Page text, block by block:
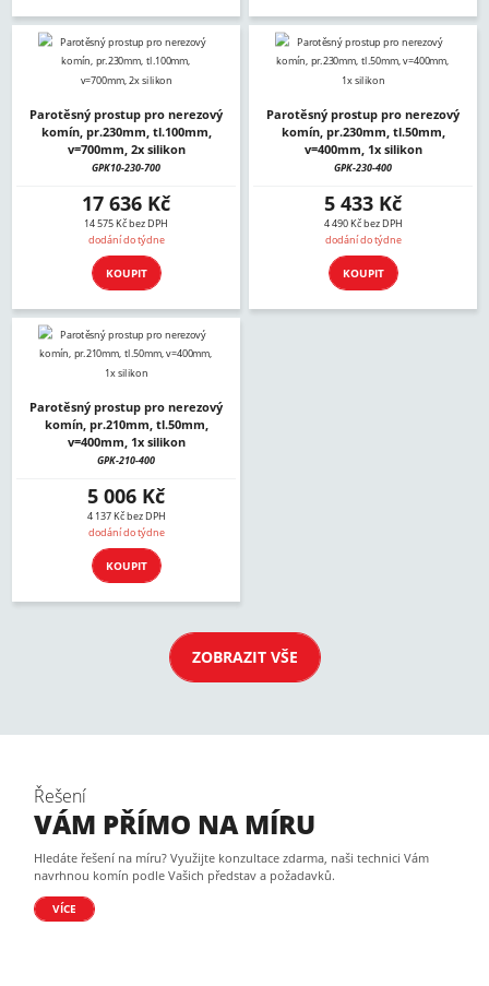
Parotěsný prostup pro nerezový
komín, pr.230mm, tl.100mm,
v=700mm, 2x silikon
GPK10-230-700
17 636 Kč
14 575 Kč bez DPH
dodání do týdne
KOUPIT
Parotěsný prostup pro nerezový
komín, pr.230mm, tl.50mm,
v=400mm, 1x silikon
GPK-230-400
5 433 Kč
4 490 Kč bez DPH
dodání do týdne
KOUPIT
Parotěsný prostup pro nerezový
komín, pr.210mm, tl.50mm,
v=400mm, 1x silikon
GPK-210-400
5 006 Kč
4 137 Kč bez DPH
dodání do týdne
KOUPIT
ZOBRAZIT VŠE
Řešení
VÁM PŘÍMO NA MÍRU
Hledáte řešení na míru? Využijte konzultace zdarma, naši technici Vám
navrhnou komín podle Vašich představ a požadavků.
VÍCE